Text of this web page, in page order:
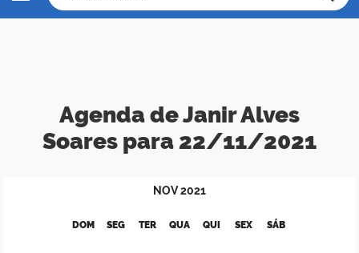
Agenda de Janir Alves
Soares para 22/11/2021
NOV2021
DOM SEG TER QUA QUI SEX SÁB